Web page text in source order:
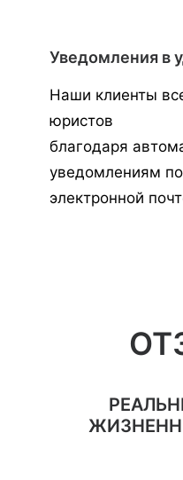
Уведомления в
Наши клиенты
юристов
благодаря
уведомлениям
электронной